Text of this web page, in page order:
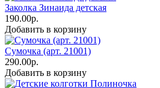
Заколка Зинаида детская
190.00р.
Добавить в корзину
Сумочка (арт. 21001)
290.00р.
Добавить в корзину